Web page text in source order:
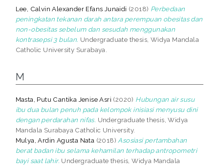
Lee, Calvin Alexander Efans Junaidi (2018) Perbedaan
peningkatan tekanan darah antara perempuan obesitas dan
non-obesitas sebelum dan sesudah menggunakan
kontrasepsi 3 bulan. Undergraduate thesis, Widya Mandala
Catholic University Surabaya.
M
Masta, Putu Cantika Jenise Asri (2020) Hubungan air susu
ibu dua bulan penuh pada kelompok inisiasi menyusu dini
dengan perdarahan nifas. Undergraduate thesis, Widya
Mandala Surabaya Catholic University.
Mulya, Ardin Agusta Nata (2018) Asosiasi pertambahan
berat badan ibu selama kehamilan terhadap antropometri
bayi saat lahir. Undergraduate thesis, Widya Mandala